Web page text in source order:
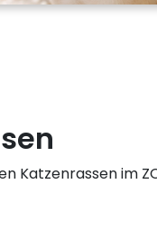
Katzenrassen im